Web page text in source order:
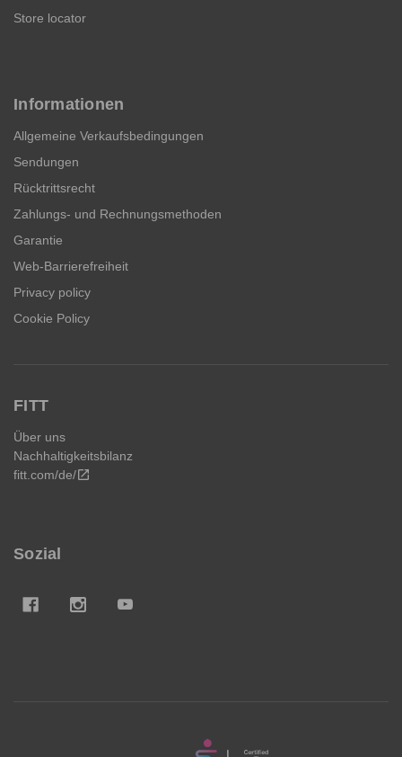
Store locator
Informationen
Allgemeine Verkaufsbedingungen
Sendungen
Rücktrittsrecht
Zahlungs- und Rechnungsmethoden
Garantie
Web-Barrierefreiheit
Privacy policy
Cookie Policy
FITT
Über uns
Nachhaltigkeitsbilanz
fitt.com/de/open_in_new
Sozial
FITT